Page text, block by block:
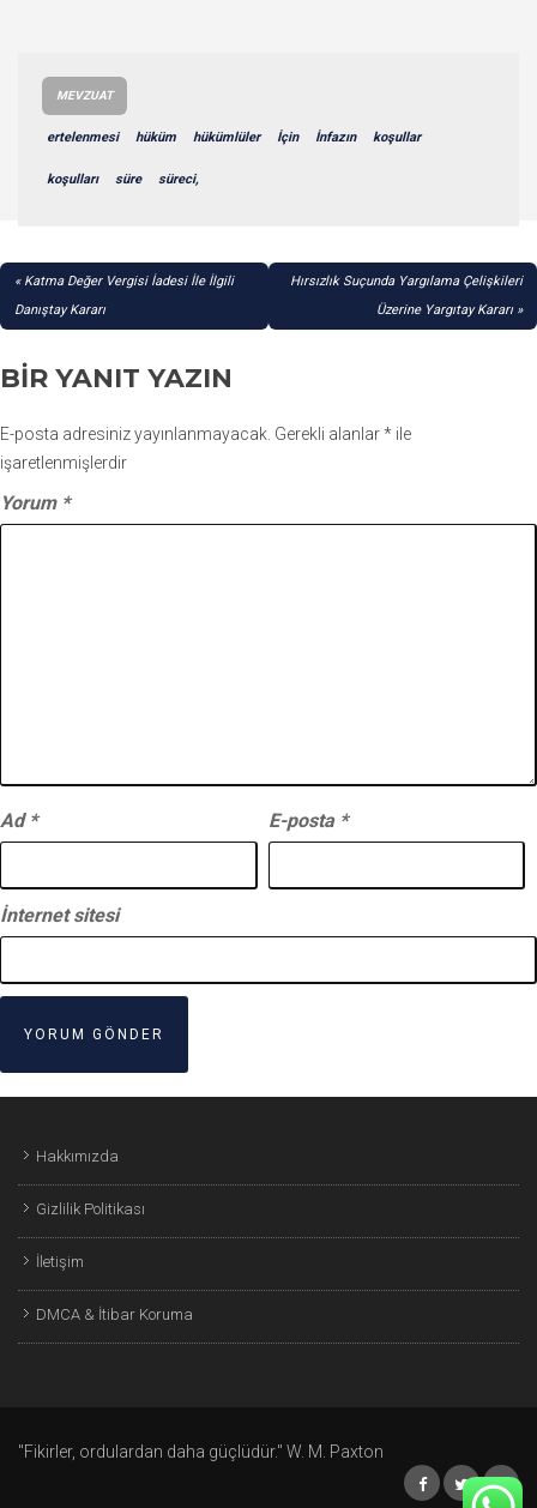
MEVZUAT
ertelenmesi hüküm hükümlüler İçin İnfazın koşullar
koşulları süre süreci,
YAZI
GEZINMESI
Katma Değer Vergisi İadesi İle İlgili
Danıştay Kararı
Hırsızlık Suçunda Yargılama Çelişkileri
Üzerine Yargıtay Kararı
BIR YANIT YAZIN
E-posta adresiniz yayınlanmayacak. Gerekli alanlar* ile
işaretlenmişlerdir
Yorum *
Ad * E-posta *
İnternet sitesi
Hakkımızda
Gizlilik Politikası
İletişim
DMCA & İtibar Koruma
"Fikirler, ordulardan daha güçlüdür." W. M. Paxton